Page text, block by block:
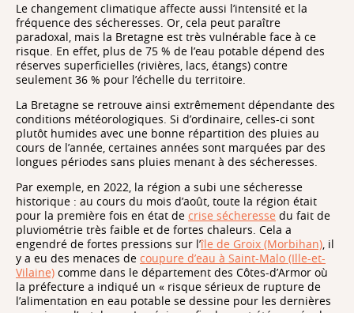
Le changement climatique affecte aussi l’intensité et la
fréquence des sécheresses. Or, cela peut paraître
paradoxal, mais la Bretagne est très vulnérable face à ce
risque. En effet, plus de 75 % de l’eau potable dépend des
réserves superficielles (rivières, lacs, étangs) contre
seulement 36 % pour l’échelle du territoire.
La Bretagne se retrouve ainsi extrêmement dépendante des
conditions météorologiques. Si d’ordinaire, celles-ci sont
plutôt humides avec une bonne répartition des pluies au
cours de l’année, certaines années sont marquées par des
longues périodes sans pluies menant à des sécheresses.
Par exemple, en 2022, la région a subi une sécheresse
historique : au cours du mois d’août, toute la région était
pour la première fois en état de crise sécheresse du fait de
pluviométrie très faible et de fortes chaleurs. Cela a
engendré de fortes pressions sur l’île de Groix (Morbihan), il
y a eu des menaces de coupure d’eau à Saint-Malo (Ille-et-
Vilaine) comme dans le département des Côtes-d’Armor où
la préfecture a indiqué un « risque sérieux de rupture de
l’alimentation en eau potable se dessine pour les dernières